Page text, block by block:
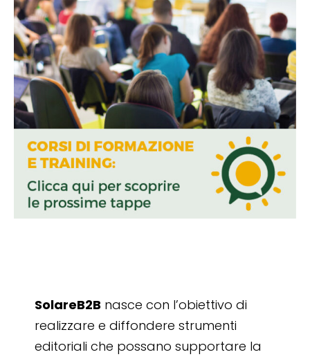
SolareB2B nasce con l’obiettivo di
realizzare e diffondere strumenti
editoriali che possano supportare la